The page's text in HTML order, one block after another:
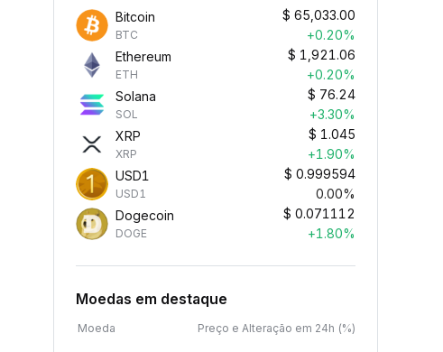
Bitcoin
BTC
$ 65,033.00
+0.20%
Ethereum
ETH
$ 1,921.06
+0.20%
Solana
SOL
$ 76.24
+3.30%
XRP
XRP
$ 1.045
+1.90%
USD1
USD1
$ 0.999594
0.00%
Dogecoin
DOGE
$ 0.071112
+1.80%
Moedas em destaque
Moeda Preço e Alteração em 24h (%)